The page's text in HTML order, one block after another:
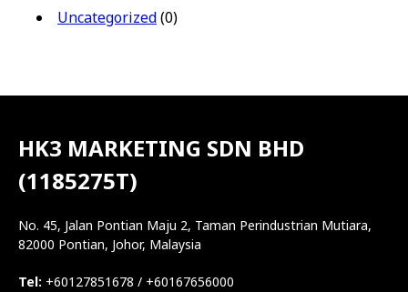
Uncategorized(0)
HK3 MARKETING SDN BHD
(1185275T)
No. 45, Jalan Pontian Maju 2, Taman Perindustrian Mutiara,
82000 Pontian, Johor, Malaysia
Tel: +60127851678 / +60167656000